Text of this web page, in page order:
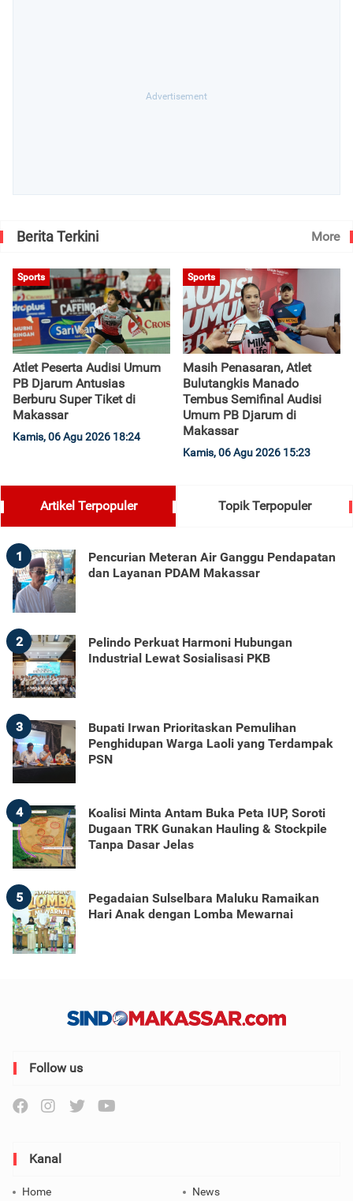
Berita Terkini More
Sports
Atlet Peserta Audisi Umum
PB Djarum Antusias
Berburu Super Tiket di
Makassar
Kamis, 06 Agu 2026 18:24
Sports
Masih Penasaran, Atlet
Bulutangkis Manado
Tembus Semifinal Audisi
Umum PB Djarum di
Makassar
Kamis, 06 Agu 2026 15:23
Artikel Terpopuler Topik Terpopuler
1
Pencurian Meteran Air Ganggu Pendapatan
dan Layanan PDAM Makassar
2
Pelindo Perkuat Harmoni Hubungan
Industrial Lewat Sosialisasi PKB
3
Bupati Irwan Prioritaskan Pemulihan
Penghidupan Warga Laoli yang Terdampak
PSN
4
Koalisi Minta Antam Buka Peta IUP, Soroti
Dugaan TRK Gunakan Hauling & Stockpile
Tanpa Dasar Jelas
5
Pegadaian Sulselbara Maluku Ramaikan
Hari Anak dengan Lomba Mewarnai
Follow us
Kanal
Home News